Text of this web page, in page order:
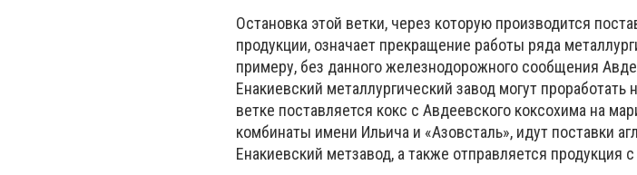
Остановка этой ветки, через которую производится
продукции, означает прекращение работы ряда
примеру, без данного железнодорожного сообщения
Енакиевский металлургический завод могут
ветке поставляется кокс с Авдеевского коксохима на
комбинаты имени Ильича и «Азовсталь», идут поставки
Енакиевский метзавод, а также отправляется продукция